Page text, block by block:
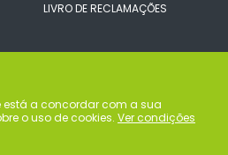
LIVRO DE RECLAMAÇÕES
SE CONNOSCO
está a concordar com a sua
o uso de cookies. Ver condições